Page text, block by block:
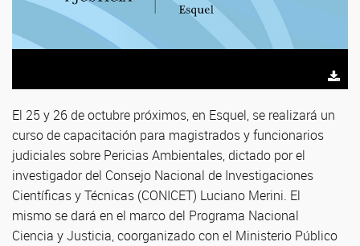
El 25 y 26 de octubre próximos, en Esquel, se realizará un
curso de capacitación para magistrados y funcionarios
judiciales sobre Pericias Ambientales, dictado por el
investigador del Consejo Nacional de Investigaciones
Científicas y Técnicas (CONICET) Luciano Merini. El
mismo se dará en el marco del Programa Nacional
Ciencia y Justicia, coorganizado con el Ministerio Público